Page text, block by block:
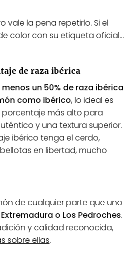
vale la pena repetirlo. Si el
color con su etiqueta oficial…
de raza ibérica
menos un 50% de raza ibérica
como ibérico, lo ideal es
más alto para
y una textura superior.
ibérico tenga el cerdo,
en libertad, mucho
de cualquier parte que uno
o Los Pedroches.
y calidad reconocida,
sobre ellas.